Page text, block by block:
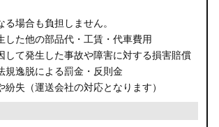
場合も負担しません。
した他の部品代・工賃・代車費用
して発生した事故や障害に対する損害賠償
規逸脱による罰金・反則金
紛失（運送会社の対応となります）